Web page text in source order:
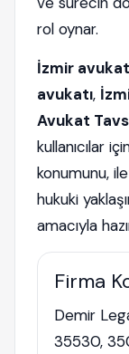
rol oynar.
İzmir avukat
avukatı,
Avukat
kullanıcılar
konumunu,
hukuki
amacıyla
Firma
Demir
35530,